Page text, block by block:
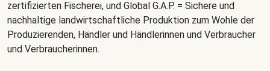
zertifizierten Fischerei, und Global G.A.P. = Sichere und
nachhaltige landwirtschaftliche Produktion zum Wohle der
Produzierenden, Händler und Händlerinnen und Verbraucher
und Verbraucherinnen.